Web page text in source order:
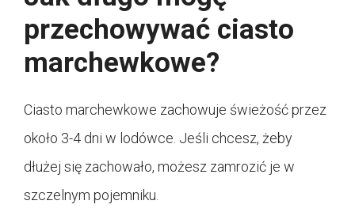
przechowywać ciasto
marchewkowe?
Ciasto marchewkowe zachowuje świeżość przez
około 3-4 dni w lodówce. Jeśli chcesz, żeby
dłużej się zachowało, możesz zamrozić je w
szczelnym pojemniku.